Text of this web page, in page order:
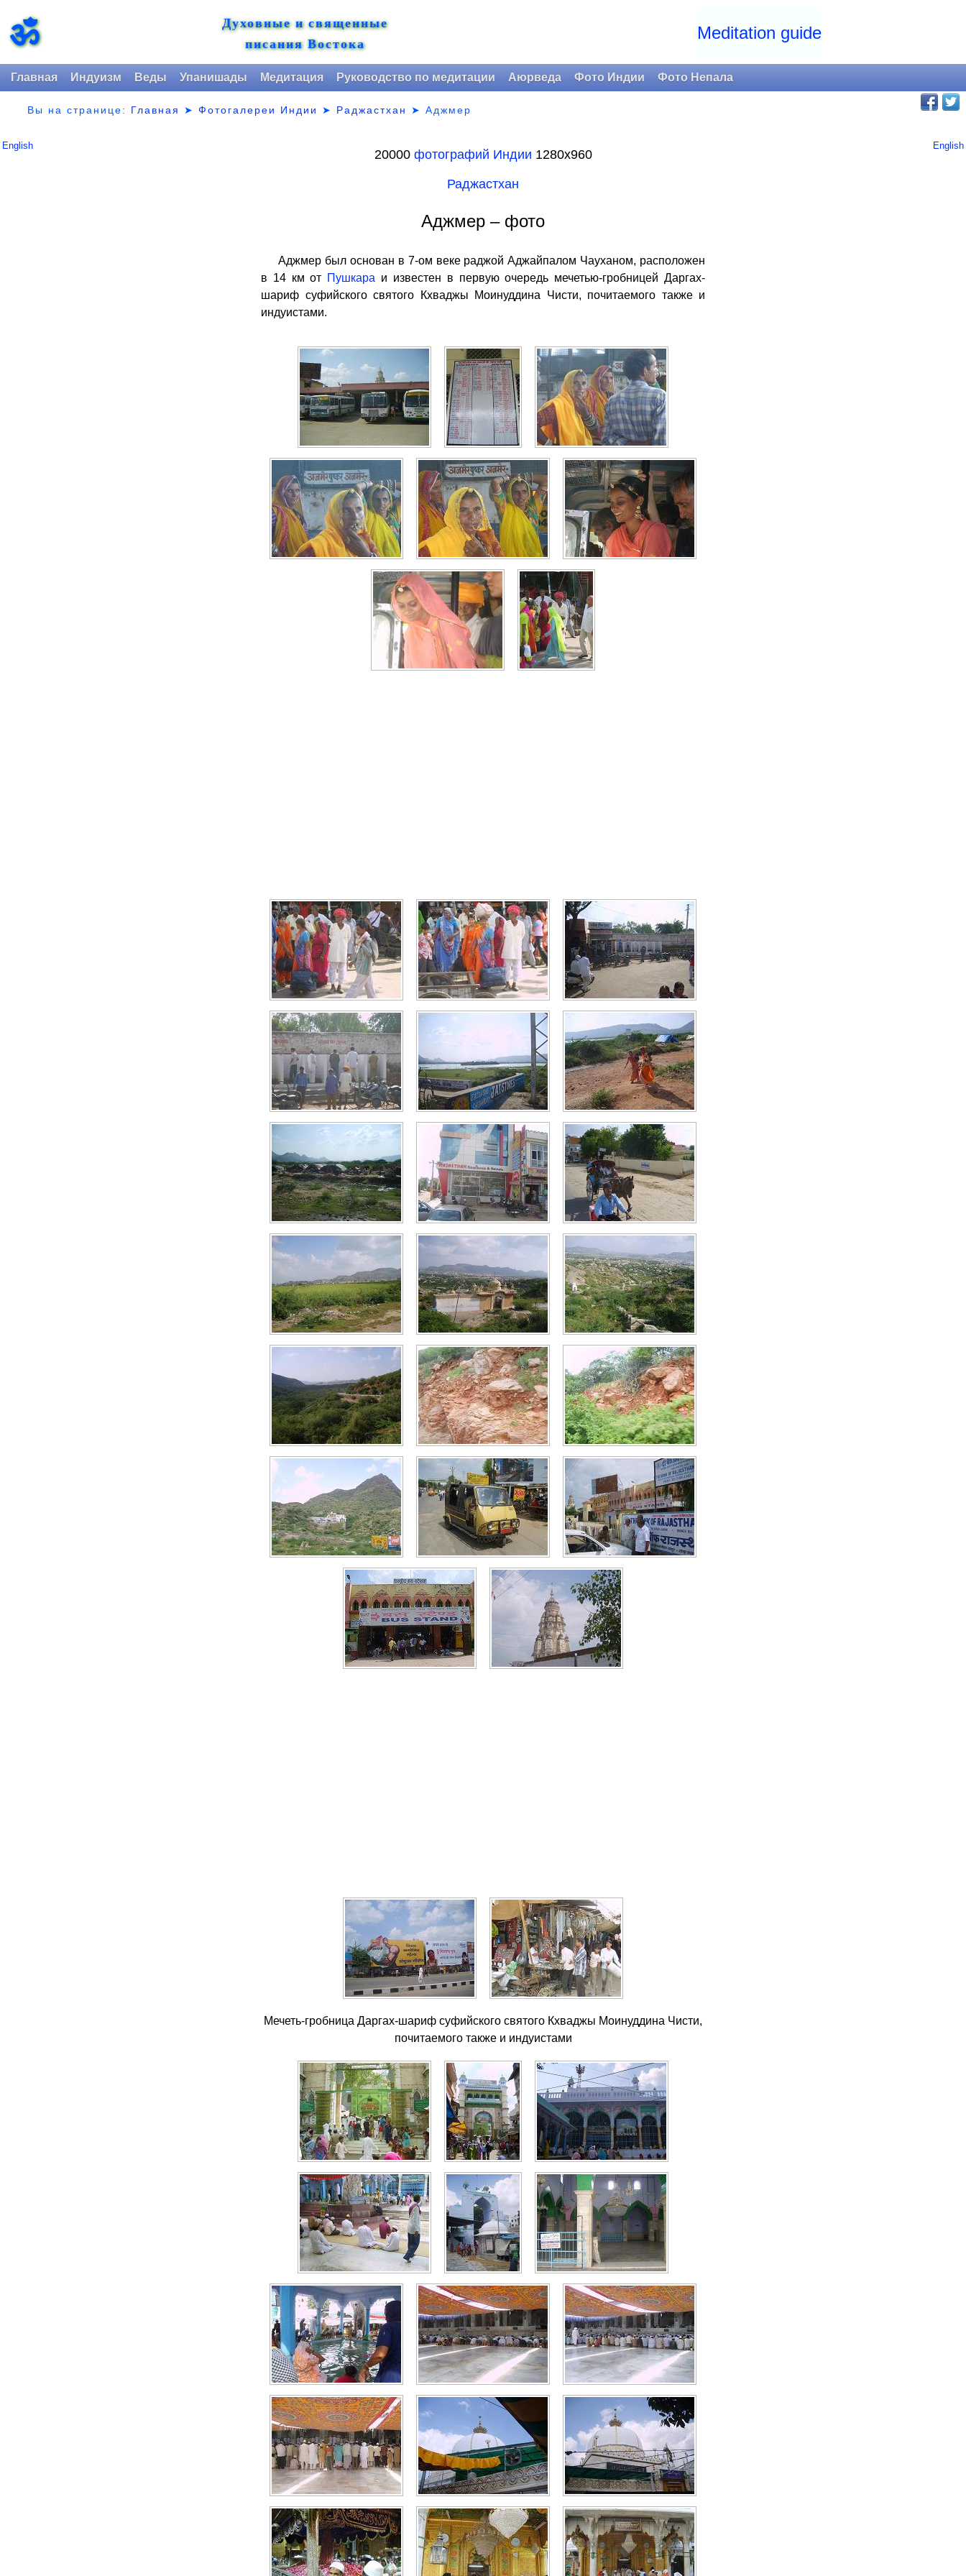
ॐ
Духовные и священные
писания Востока
Meditation guide
Главная Индуизм Веды Упанишады Медитация Руководство по медитации Аюрведа Фото Индии Фото Непала
Вы на странице: Главная ➤Фотогалереи Индии ➤ Раджастхан ➤Аджмер
English English
20000 фотографий Индии 1280х960
Раджастхан
Аджмер – фото
Аджмер был основан в 7-ом веке раджой Аджайпалом Чауханом, расположен
в 14 км от Пушкара и известен в первую очередь мечетью-гробницей Даргах-
шариф суфийского святого Кхваджы Моинуддина Чисти, почитаемого также и
индуистами.
Мечеть-гробница Даргах-шариф суфийского святого Кхваджы Моинуддина Чисти,
почитаемого также и индуистами